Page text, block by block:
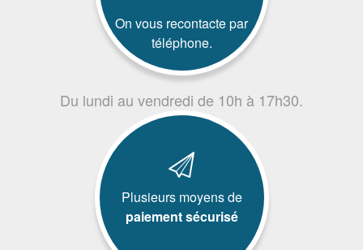
On vous recontacte par
téléphone.
Du lundi au vendredi de 10h à 17h30.
Plusieurs moyens de
paiement sécurisé